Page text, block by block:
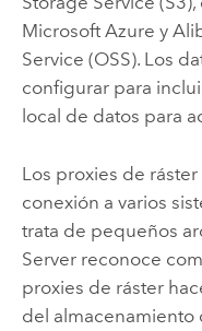
Microsoft Azure y
Service (OSS). Los
configurar para
local de datos para
Los proxies de
conexión a varios
trata de pequeños
Serverreconoce
proxies de ráster
del